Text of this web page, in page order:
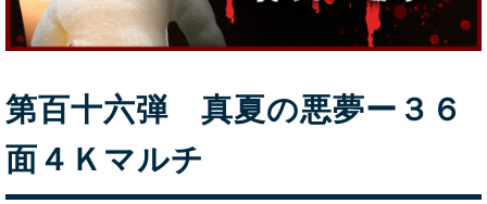
第百十六弾 真夏の悪夢ー３６
面４Ｋマルチ